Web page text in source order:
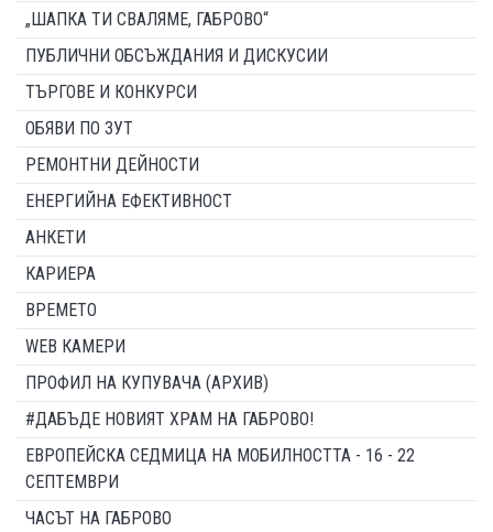
„ШАПКА ТИ СВАЛЯМЕ, ГАБРОВО“
ПУБЛИЧНИ ОБСЪЖДАНИЯ И ДИСКУСИИ
ТЪРГОВЕ И КОНКУРСИ
ОБЯВИ ПО ЗУТ
РЕМОНТНИ ДЕЙНОСТИ
ЕНЕРГИЙНА ЕФЕКТИВНОСТ
АНКЕТИ
КАРИЕРА
ВРЕМЕТО
WEB КАМЕРИ
ПРОФИЛ НА КУПУВАЧА (АРХИВ)
#ДАБЪДЕ НОВИЯТ ХРАМ НА ГАБРОВО!
ЕВРОПЕЙСКА СЕДМИЦА НА МОБИЛНОСТТА - 16 - 22
СЕПТЕМВРИ
ЧАСЪТ НА ГАБРОВО